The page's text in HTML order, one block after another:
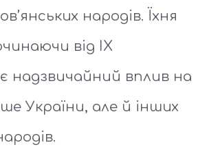
народів. Їхня
від IX
надзвичайний вплив на
України, але й інших